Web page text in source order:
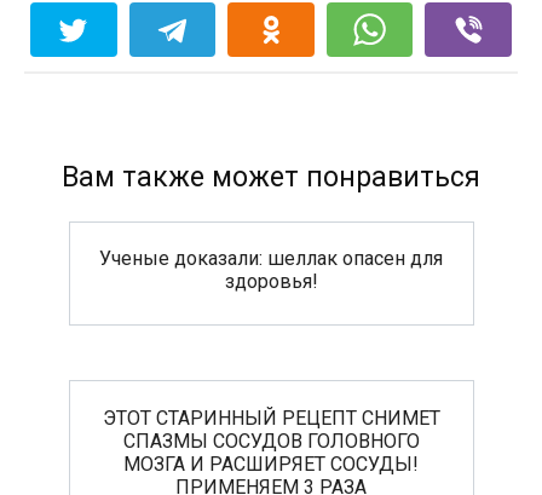
Вам также может понравиться
Ученые доказали: шеллак опасен для
здоровья!
ЭТОТ СТАРИННЫЙ РЕЦЕПТ СНИМЕТ
СПАЗМЫ СОСУДОВ ГОЛОВНОГО
МОЗГА И РАСШИРЯЕТ СОСУДЫ!
ПРИМЕНЯЕМ 3 РАЗА